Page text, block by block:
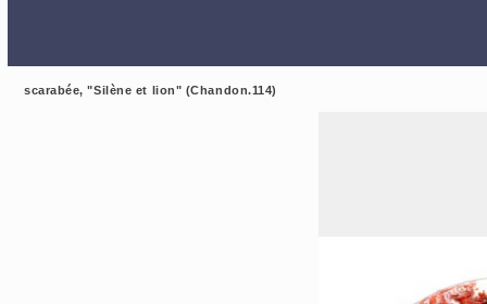
scarabée, "Silène et lion" (Chandon.114)